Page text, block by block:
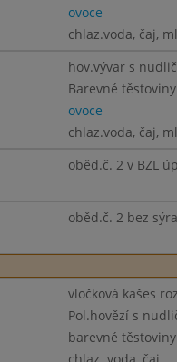
ovoce
chlaz.voda, čaj,
hov.vývar s
Barevné
ovoce
chlaz.voda, čaj,
oběd.č. 2 v BZL
oběd.č. 2 bez sýra
vločková kašes
Pol.hovězí s
barevné